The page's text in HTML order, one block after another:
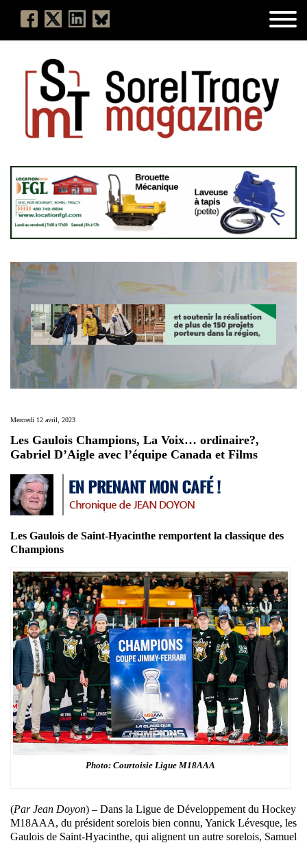
Mercredi 12 avril, 2023
Les Gaulois Champions, La Voix… ordinaire?,
Gabriel D’Aigle avec l’équipe Canada et Films
Les Gaulois de Saint-Hyacinthe remportent la classique des
Champions
Photo: Courtoisie Ligue M18AAA
(Par Jean Doyon) – Dans la Ligue de Développement du Hockey
M18AAA, du président sorelois bien connu, Yanick Lévesque, les
Gaulois de Saint-Hyacinthe, qui alignent un autre sorelois, Samuel